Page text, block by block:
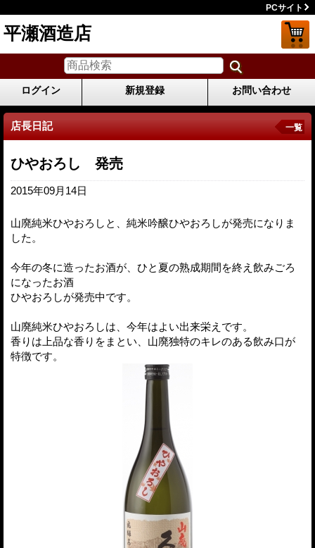
PCサイト
平瀬酒造店
ログイン 新規登録 お問い合わせ
店長日記 一覧
ひやおろし 発売
2015年09月14日
山廃純米ひやおろしと、純米吟醸ひやおろしが発売になりま
した。
今年の冬に造ったお酒が、ひと夏の熟成期間を終え飲みごろ
になったお酒
ひやおろしが発売中です。
山廃純米ひやおろしは、今年はよい出来栄えです。
香りは上品な香りをまとい、山廃独特のキレのある飲み口が
特徴です。